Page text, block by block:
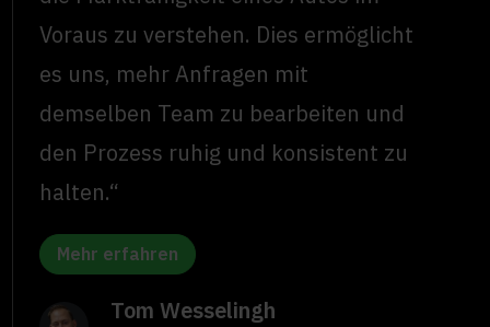
Voraus zu verstehen. Dies ermöglicht
es uns, mehr Anfragen mit
demselben Team zu bearbeiten und
den Prozess ruhig und konsistent zu
halten.“
Mehr erfahren
Tom Wesselingh